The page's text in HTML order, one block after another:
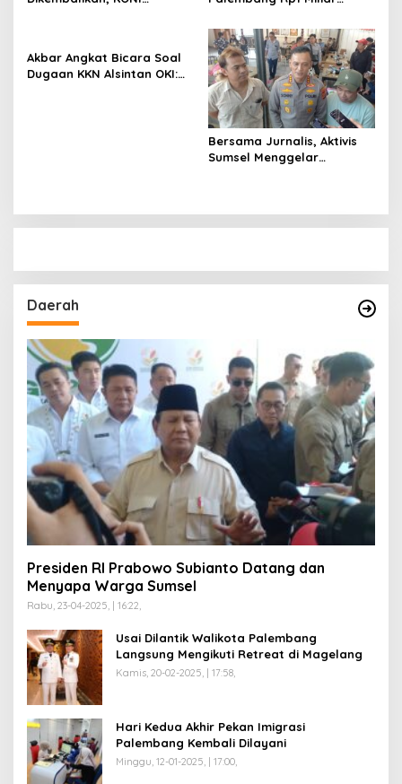
Datangi Kejari Tuntut
Pemeriksaan Menyeluruh
Akbar Angkat Bicara Soal
Dugaan KKN Alsintan OKI:
Bersama Jurnalis, Aktivis
Sumsel Menggelar
Daerah
Presiden RI Prabowo Subianto Datang dan
Menyapa Warga Sumsel
Rabu, 23-04-2025, | 16:22,
Usai Dilantik Walikota Palembang
Langsung Mengikuti Retreat di Magelang
Kamis, 20-02-2025, | 17:58,
Hari Kedua Akhir Pekan Imigrasi
Palembang Kembali Dilayani
Minggu, 12-01-2025, | 17:00,